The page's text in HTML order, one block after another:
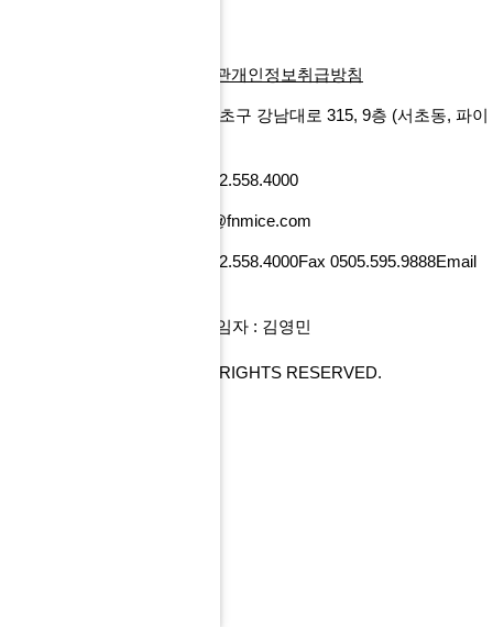
이용약관개인정보취급방침
서울특별시 서초구 강남대로 315, 9층 (서초동, 파이
Tel 02.558.4000
Email tour@fnmice.com
Tel 02.558.4000Fax 0505.595.9888Email
개인정보관리 책임자 : 김영민
COPYRIGHT© FNMICE. ALL RIGHTS RESERVED.